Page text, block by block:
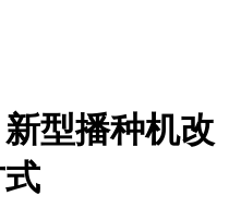
型播种机改